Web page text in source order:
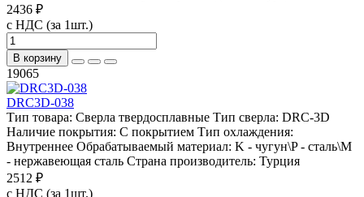
2436 ₽
с НДС (за 1шт.)
В корзину
19065
DRC3D-038
Тип товара: Сверла твердосплавные Тип сверла: DRC-3D
Наличие покрытия: С покрытием Тип охлаждения:
Внутреннее Обрабатываемый материал: K - чугун\P - сталь\М
- нержавеющая сталь Страна производитель: Турция
2512 ₽
с НДС (за 1шт.)